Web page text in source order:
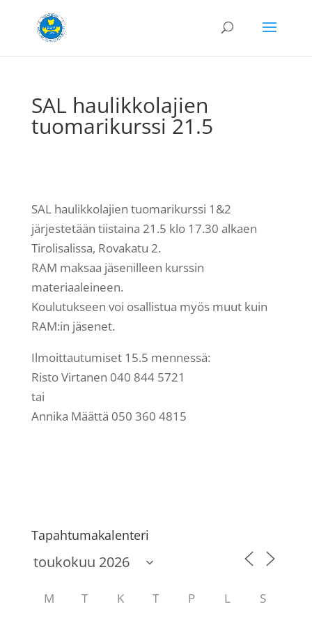
SAL haulikkolajien
tuomarikurssi 21.5
SAL haulikkolajien tuomarikurssi 1&2
järjestetään tiistaina 21.5 klo 17.30 alkaen
Tirolisalissa, Rovakatu 2.
RAM maksaa jäsenilleen kurssin
materiaaleineen.
Koulutukseen voi osallistua myös muut kuin
RAM:in jäsenet.
Ilmoittautumiset 15.5 mennessä:
Risto Virtanen 040 844 5721
tai
Annika Määttä 050 360 4815
Tapahtumakalenteri
M T K T P L S